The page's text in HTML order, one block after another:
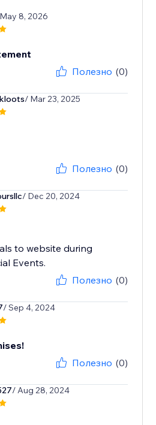
8, 2026
Полезно (0)
/ Mar 23, 2025
Полезно (0)
/ Dec 20, 2024
to website during
Events.
Полезно (0)
/ Sep 4, 2024
Полезно (0)
/ Aug 28, 2024